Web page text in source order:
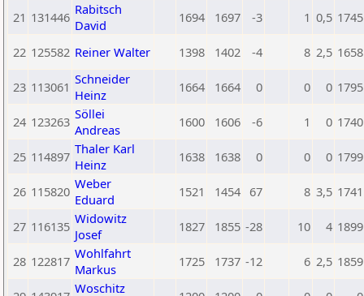
21 131446 Rabitsch
David
1694 1697 -3 1 0,5 1745
22 125582 Reiner Walter 1398 1402 -4 8 2,5 1658
23 113061 Schneider
Heinz
1664 1664 0 0 0 1795
24 123263 Söllei
Andreas
1600 1606 -6 1 0 1740
25 114897 Thaler Karl
Heinz
1638 1638 0 0 0 1799
26 115820 Weber
Eduard
1521 1454 67 8 3,5 1741
27 116135 Widowitz
Josef
1827 1855 -28 10 4 1899
28 122817 Wohlfahrt
Markus
1725 1737 -12 6 2,5 1859
Woschitz